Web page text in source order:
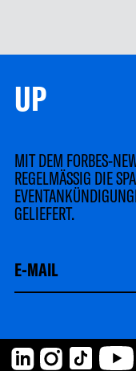
UP
MIT DEM FORBES-
REGELMÄSSIG DIE
GELIEFERT.
LinkedInInstagram
TikTok